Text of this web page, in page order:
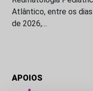
Atlântico, entre os
de 2026,…
APOIOS